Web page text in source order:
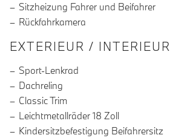
Sitzheizung Fahrer und Beifahrer
Rückfahrkamera
EXTERIEUR / INTERIEUR
Sport-Lenkrad
Dachreling
Classic Trim
Leichtmetallräder 18 Zoll
Kindersitzbefestigung Beifahrersitz